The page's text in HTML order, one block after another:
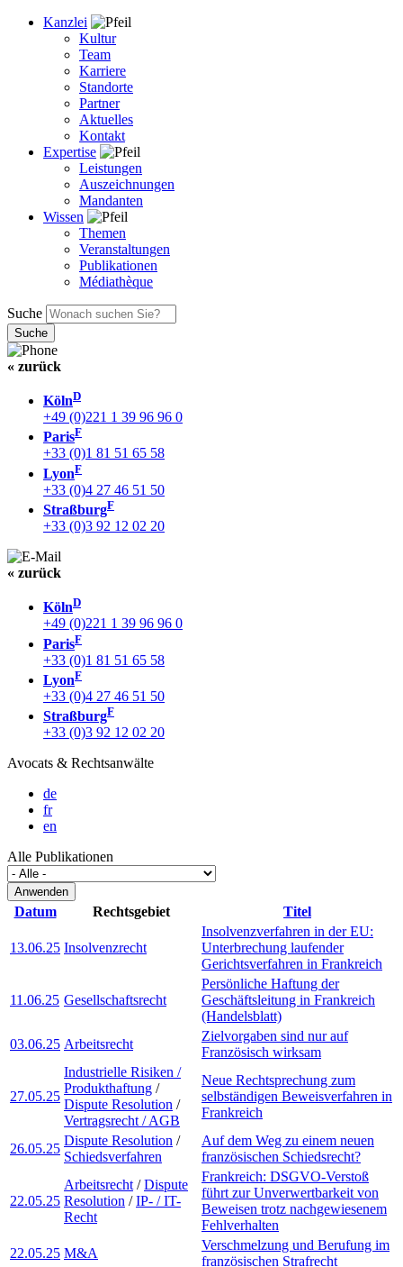
Kanzlei
Kultur
Team
Karriere
Standorte
Partner
Aktuelles
Kontakt
Expertise
Leistungen
Auszeichnungen
Mandanten
Wissen
Themen
Veranstaltungen
Publikationen
Médiathèque
Suche
« zurück
KölnD
+49 (0)221 1 39 96 96 0
ParisF
+33 (0)1 81 51 65 58
LyonF
+33 (0)4 27 46 51 50
StraßburgF
+33 (0)3 92 12 02 20
« zurück
KölnD
+49 (0)221 1 39 96 96 0
ParisF
+33 (0)1 81 51 65 58
LyonF
+33 (0)4 27 46 51 50
StraßburgF
+33 (0)3 92 12 02 20
Avocats & Rechtsanwälte
de
fr
en
Alle Publikationen
Datum Rechtsgebiet Titel
13.06.25 Insolvenzrecht
Insolvenzverfahren in der EU:
Unterbrechung laufender
Gerichtsverfahren in Frankreich
11.06.25 Gesellschaftsrecht
Persönliche Haftung der
Geschäftsleitung in Frankreich
(Handelsblatt)
03.06.25 Arbeitsrecht
Zielvorgaben sind nur auf
Französisch wirksam
27.05.25
Industrielle Risiken /
Produkthaftung /
Dispute Resolution /
Vertragsrecht / AGB
Neue Rechtsprechung zum
selbständigen Beweisverfahren in
Frankreich
26.05.25
Dispute Resolution /
Schiedsverfahren
Auf dem Weg zu einem neuen
französischen Schiedsrecht?
22.05.25
Arbeitsrecht /Dispute
Resolution /IP- / IT-
Recht
Frankreich: DSGVO-Verstoß
führt zur Unverwertbarkeit von
Beweisen trotz nachgewiesenem
Fehlverhalten
22.05.25 M&A
Verschmelzung und Berufung im
französischen Strafrecht